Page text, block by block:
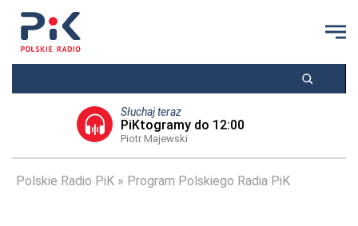
Słuchaj teraz
PiKtogramy do 12:00
Piotr Majewski
Polskie Radio PiK Program Polskiego Radia PiK